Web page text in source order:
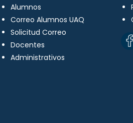
Alumnos
Correo Alumnos UAQ
Solicitud Correo
Docentes
Administrativos